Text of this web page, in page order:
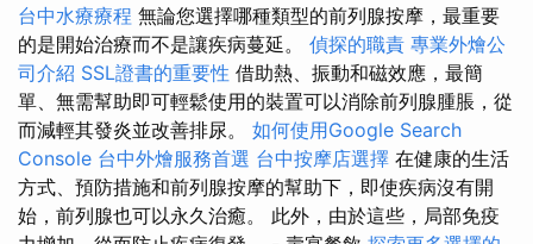
台中水療療程 無論您選擇哪種類型的前列腺按摩，最重要
的是開始治療而不是讓疾病蔓延。 偵探的職責 專業外燴公
司介紹 SSL證書的重要性 借助熱、振動和磁效應，最簡
單、無需幫助即可輕鬆使用的裝置可以消除前列腺腫脹，從
而減輕其發炎並改善排尿。 如何使用Google Search
Console 台中外燴服務首選 台中按摩店選擇 在健康的生活
方式、預防措施和前列腺按摩的幫助下，即使疾病沒有開
始，前列腺也可以永久治癒。 此外，由於這些，局部免疫